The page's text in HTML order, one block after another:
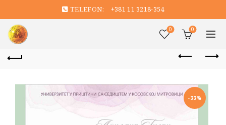
TELEFON: +381 11 3218-354
0 0
-33%